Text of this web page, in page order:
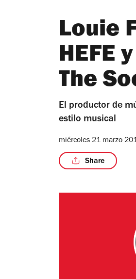
Louie
HEFE
The
El productor de
estilo musical
miércoles 21 marzo
Share